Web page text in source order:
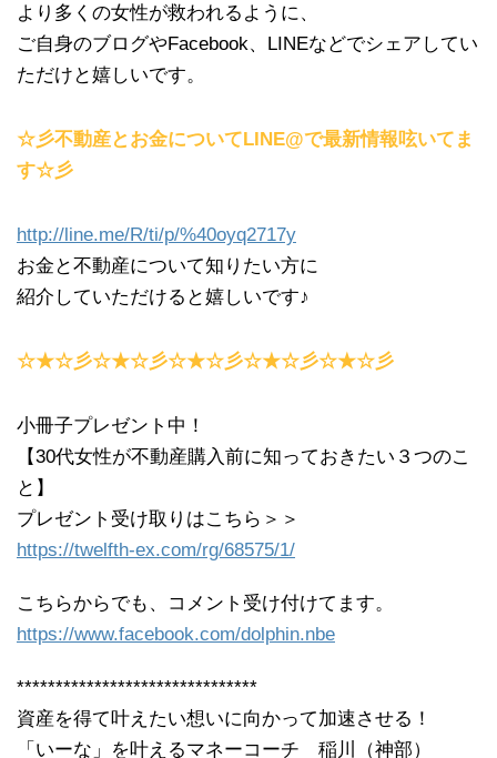
より多くの女性が救われるように、
ご自身のブログやFacebook、LINEなどでシェアしてい
ただけと嬉しいです。
☆彡不動産とお金についてLINE@で最新情報呟いてま
す☆彡
http://line.me/R/ti/p/%40oyq2717y
お金と不動産について知りたい方に
紹介していただけると嬉しいです♪
☆★☆彡☆★☆彡☆★☆彡☆★☆彡☆★☆彡
小冊子プレゼント中！
【30代女性が不動産購入前に知っておきたい３つのこ
と】
プレゼント受け取りはこちら＞＞
https://twelfth-ex.com/rg/68575/1/
こちらからでも、コメント受け付けてます。
https://www.facebook.com/dolphin.nbe
*******************************
資産を得て叶えたい想いに向かって加速させる！
「いーな」を叶えるマネーコーチ 稲川（神部）